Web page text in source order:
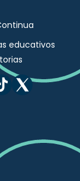
educativos